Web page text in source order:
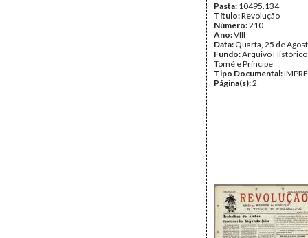
Pasta: 10495.134
Título:Revolução
Número:210
Ano:VIII
Data: Quarta, 25 de
Fundo:Arquivo Histórico
Tomé e Príncipe
Tipo Documental:
Página(s):2